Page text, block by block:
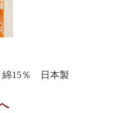
15％ 日本製